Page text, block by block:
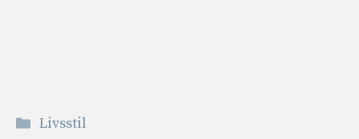
Kategorier
Livsstil